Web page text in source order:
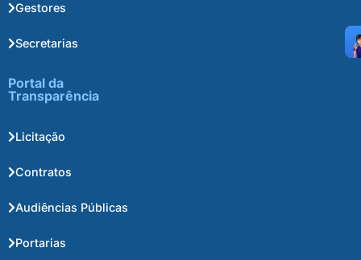
Gestores
Secretarias
Portal da
Transparência
Licitação
Contratos
Audiências Públicas
Portarias